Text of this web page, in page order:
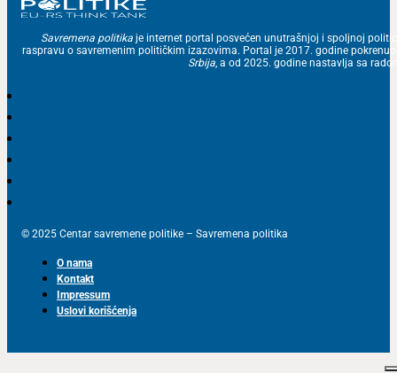
Savremena politika je internet portal posvećen unutrašnjoj i spoljnoj
raspravu o savremenim političkim izazovima. Portal je 2017. godine
Srbija, a od 2025. godine nastavlja sa
© 2025 Centar savremene politike – Savremena politika
O nama
Kontakt
Impressum
Uslovi korišćenja